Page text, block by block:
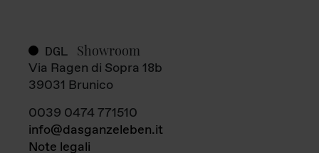
DGL Showroom
Via Ragen di Sopra 18b
39031 Brunico
0039 0474 771510
info@dasganzeleben.it
Note legali